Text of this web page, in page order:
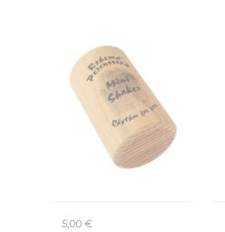
5,00 €